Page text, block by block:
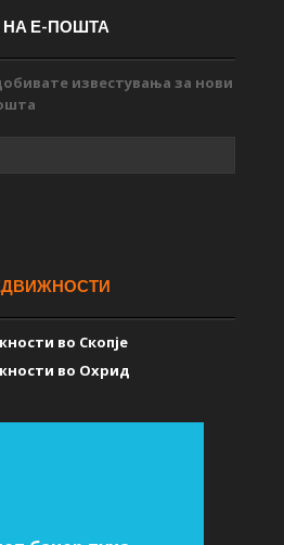
Е-ПОШТА
известувања за нови
во Скопје
во Охрид